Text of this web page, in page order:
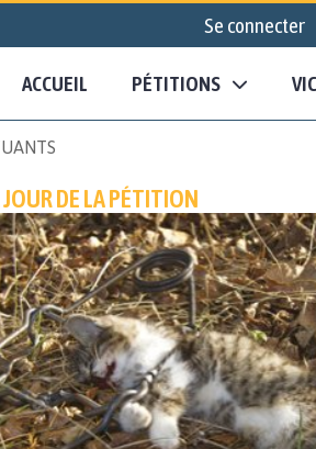
Se connecter
ACCUEIL PÉTITIONS
JOUR DE LA PÉTITION